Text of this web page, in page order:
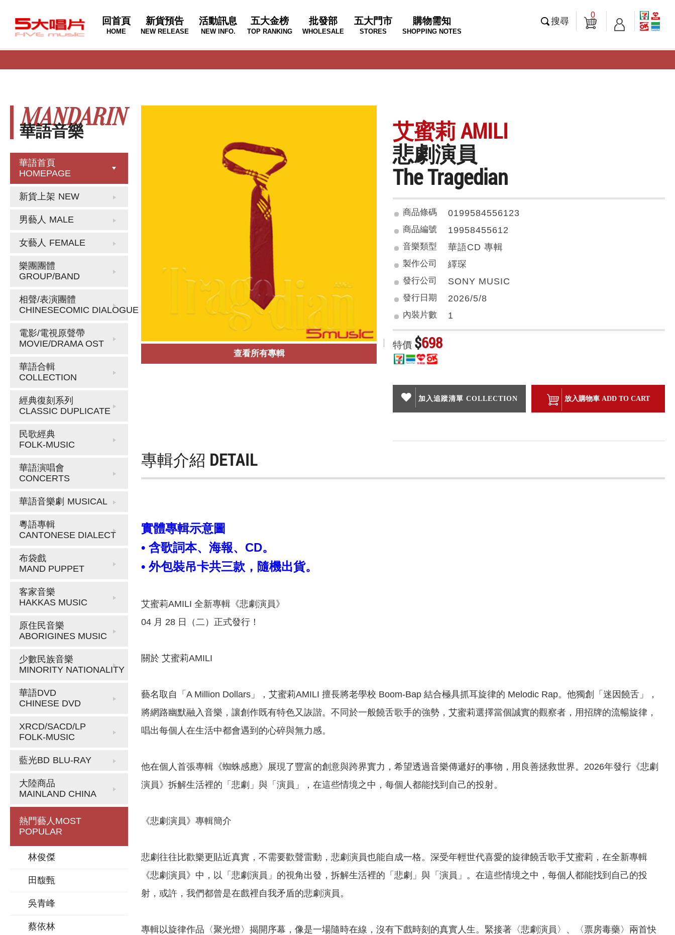
回首頁
HOME
新貨預告
NEW RELEASE
活動訊息
NEW INFO.
五大金榜
TOP RANKING
批發部
WHOLESALE
五大門市
STORES
購物需知
SHOPPING NOTES
搜尋
0
華語音樂
MANDARIN
華語首頁
HOMEPAGE
新貨上架 NEW
男藝人 MALE
女藝人 FEMALE
樂團團體
GROUP/BAND
相聲/表演團體
CHINESECOMIC DIALOGUE
電影/電視原聲帶
MOVIE/DRAMA OST
華語合輯
COLLECTION
經典復刻系列
CLASSIC DUPLICATE
民歌經典
FOLK-MUSIC
華語演唱會
CONCERTS
華語音樂劇 MUSICAL
粵語專輯
CANTONESE DIALECT
布袋戲
MAND PUPPET
客家音樂
HAKKAS MUSIC
原住民音樂
ABORIGINES MUSIC
少數民族音樂
MINORITY NATIONALITY
華語DVD
CHINESE DVD
XRCD/SACD/LP
FOLK-MUSIC
藍光BD BLU-RAY
大陸商品
MAINLAND CHINA
熱門藝人 MOST
POPULAR
林俊傑
田馥甄
吳青峰
蔡依林
查看所有專輯
艾蜜莉 AMILI
悲劇演員
The Tragedian
商品條碼 0199584556123
商品編號 19958455612
音樂類型 華語CD 專輯
製作公司 繹琛
發行公司 SONY MUSIC
發行日期 2026/5/8
內裝片數 1
特價 $698
加入追蹤清單 COLLECTION 放入購物車 ADD TO CART
專輯介紹 DETAIL
實體專輯示意圖
• 含歌詞本、海報、CD。
• 外包裝吊卡共三款，隨機出貨。
艾蜜莉AMILI 全新專輯《悲劇演員》
04 月 28 日（二）正式發行！
關於 艾蜜莉AMILI
藝名取自「A Million Dollars」，艾蜜莉AMILI 擅長將老學校 Boom-Bap 結合極具抓耳旋律的 Melodic Rap。他獨創「迷因饒舌」，
將網路幽默融入音樂，讓創作既有特色又詼諧。不同於一般饒舌歌手的強勢，艾蜜莉選擇當個誠實的觀察者，用招牌的流暢旋律，
唱出每個人在生活中都會遇到的心碎與無力感。
他在個人首張專輯《蜘蛛感應》展現了豐富的創意與跨界實力，希望透過音樂傳遞好的事物，用良善拯救世界。2026年發行《悲劇
演員》拆解生活裡的「悲劇」與「演員」，在這些情境之中，每個人都能找到自己的投射。
《悲劇演員》專輯簡介
悲劇往往比歡樂更貼近真實，不需要歡聲雷動，悲劇演員也能自成一格。深受年輕世代喜愛的旋律饒舌歌手艾蜜莉，在全新專輯
《悲劇演員》中，以「悲劇演員」的視角出發，拆解生活裡的「悲劇」與「演員」。在這些情境之中，每個人都能找到自己的投
射，或許，我們都曾是在戲裡自我矛盾的悲劇演員。
專輯以旋律作品〈聚光燈〉揭開序幕，像是一場隨時在線，沒有下戲時刻的真實人生。緊接著〈悲劇演員〉、〈票房毒藥〉兩首快